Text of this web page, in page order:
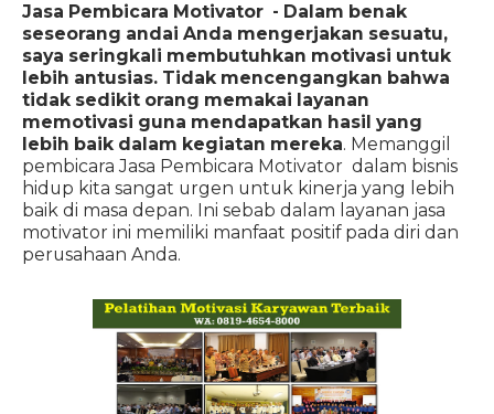
Jasa Pembicara Motivator - Dalam benak
seseorang andai Anda mengerjakan sesuatu,
saya seringkali membutuhkan motivasi untuk
lebih antusias. Tidak mencengangkan bahwa
tidak sedikit orang memakai layanan
memotivasi guna mendapatkan hasil yang
lebih baik dalam kegiatan mereka. Memanggil
pembicara Jasa Pembicara Motivator dalam bisnis
hidup kita sangat urgen untuk kinerja yang lebih
baik di masa depan. Ini sebab dalam layanan jasa
motivator ini memiliki manfaat positif pada diri dan
perusahaan Anda.